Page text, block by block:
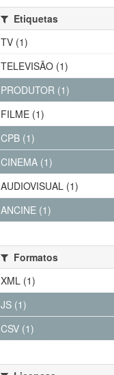
Etiquetas
TV (1)
TELEVISÃO (1)
PRODUTOR (1)
FILME (1)
CPB (1)
CINEMA (1)
AUDIOVISUAL (1)
ANCINE (1)
Formatos
XML (1)
JS (1)
CSV (1)